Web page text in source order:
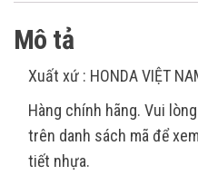
Mô tả
Xuất xứ : HONDA VIỆT
Hàng chính hãng. Vui
trên danh sách mã để
tiết nhựa.